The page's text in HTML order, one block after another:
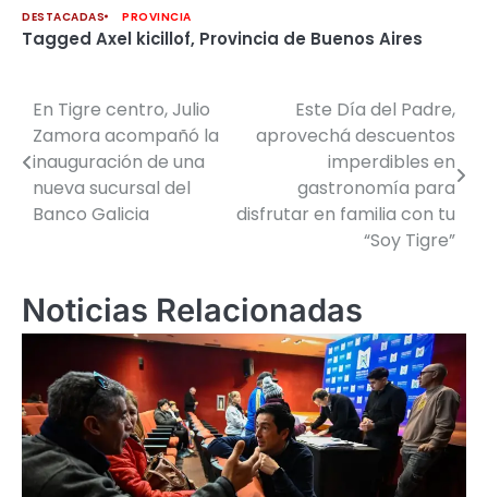
DESTACADAS
PROVINCIA
Tagged Axel kicillof, Provincia de Buenos Aires
Navegación
de
entradas
En Tigre centro, Julio
Zamora acompañó la
inauguración de una
nueva sucursal del
Banco Galicia
Este Día del Padre,
aprovechá descuentos
imperdibles en
gastronomía para
disfrutar en familia con tu
“Soy Tigre”
Noticias Relacionadas